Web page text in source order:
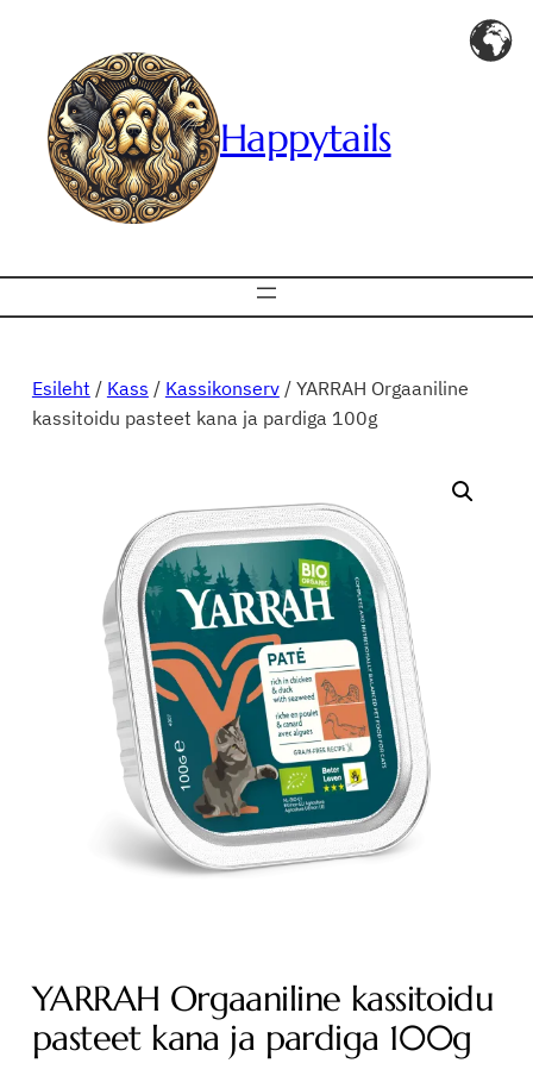
Happytails
Esileht / Kass / Kassikonserv/ YARRAH Orgaaniline
kassitoidu pasteet kana ja pardiga 100g
YARRAH Orgaaniline kassitoidu
pasteet kana ja pardiga 100g